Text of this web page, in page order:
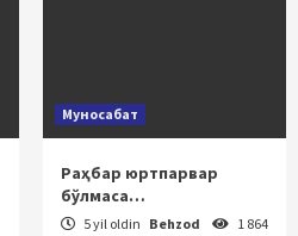
Муносабат
Раҳбар юртпарвар
бўлмаса…
5 yil oldin Behzod 1 864